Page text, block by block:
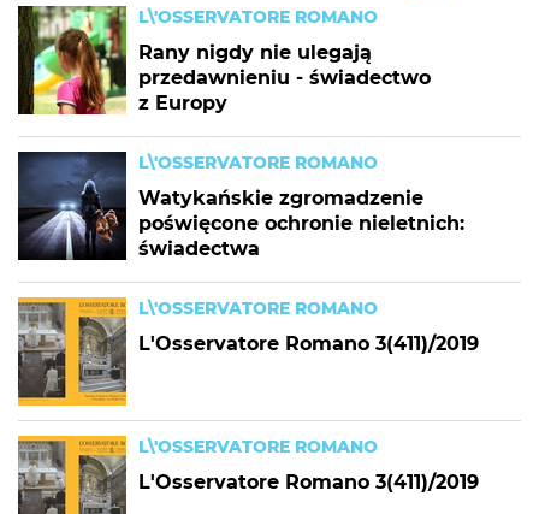
L\'OSSERVATORE ROMANO
Rany nigdy nie ulegają
przedawnieniu - świadectwo
z Europy
L\'OSSERVATORE ROMANO
Watykańskie zgromadzenie
poświęcone ochronie nieletnich:
świadectwa
L\'OSSERVATORE ROMANO
L'Osservatore Romano 3(411)/2019
L\'OSSERVATORE ROMANO
L'Osservatore Romano 3(411)/2019